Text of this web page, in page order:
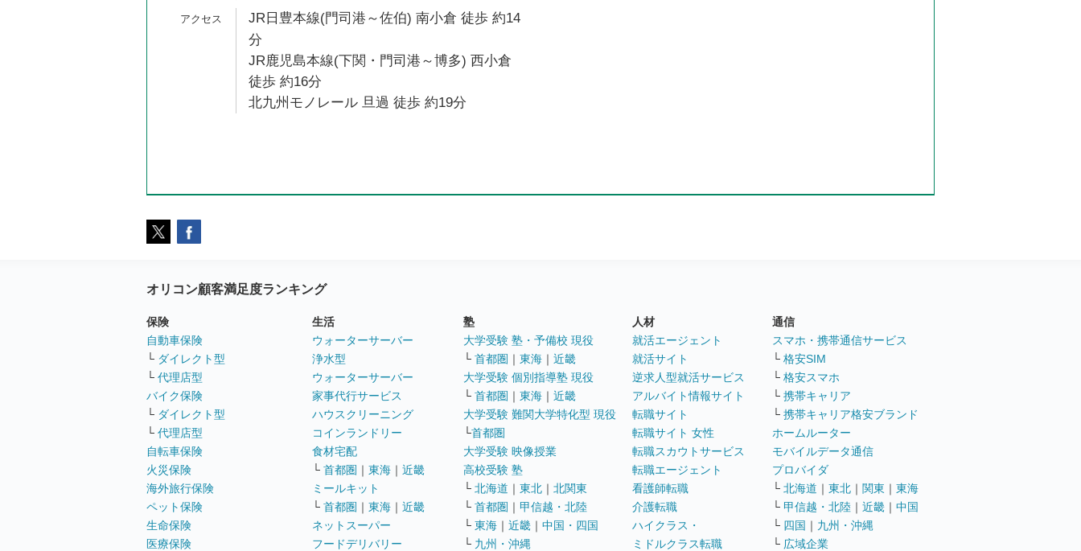
JR日豊本線(門司港～佐伯) 南小倉 徒歩 約14
分
JR鹿児島本線(下関・門司港～博多) 西小倉
徒歩 約16分
北九州モノレール 旦過 徒歩 約19分
オリコン顧客満足度ランキング
保険
自動車保険
└ ダイレクト型
└ 代理店型
バイク保険
└ ダイレクト型
└ 代理店型
自転車保険
火災保険
海外旅行保険
ペット保険
生命保険
医療保険
生活
ウォーターサーバー
浄水型
ウォーターサーバー
家事代行サービス
ハウスクリーニング
コインランドリー
食材宅配
└ 首都圏 ｜ 東海 ｜ 近畿
ミールキット
└ 首都圏 ｜ 東海 ｜ 近畿
ネットスーパー
フードデリバリー
塾
大学受験 塾・予備校 現役
└ 首都圏 ｜ 東海 ｜ 近畿
大学受験 個別指導塾 現役
└ 首都圏 ｜ 東海 ｜ 近畿
大学受験 難関大学特化型 現役
└首都圏
大学受験 映像授業
高校受験 塾
└ 北海道 ｜ 東北 ｜ 北関東
└ 首都圏 ｜ 甲信越・北陸
└ 東海 ｜ 近畿 ｜ 中国・四国
└ 九州・沖縄
人材
就活エージェント
就活サイト
逆求人型就活サービス
アルバイト情報サイト
転職サイト
転職サイト 女性
転職スカウトサービス
転職エージェント
看護師転職
介護転職
ハイクラス・
ミドルクラス転職
通信
スマホ・携帯通信サービス
└ 格安SIM
└ 格安スマホ
└ 携帯キャリア
└ 携帯キャリア格安ブランド
ホームルーター
モバイルデータ通信
プロバイダ
└ 北海道 ｜ 東北 ｜ 関東 ｜ 東海
└ 甲信越・北陸 ｜ 近畿 ｜ 中国
└ 四国 ｜ 九州・沖縄
└ 広域企業